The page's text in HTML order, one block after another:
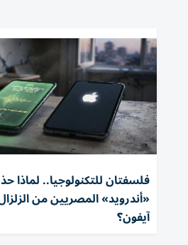
فلسفتان للتكنولوجيا.. لماذا
«أندرويد» المصريين من
آيفون؟